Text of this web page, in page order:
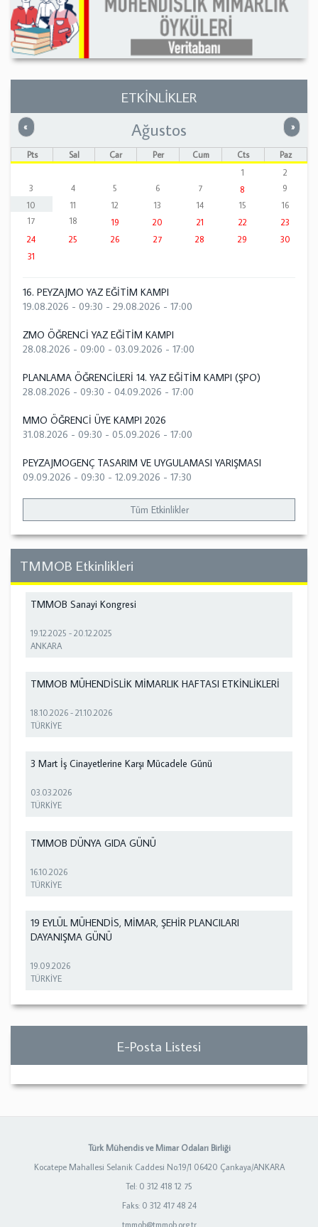
ETKİNLİKLER
« Önceki »
Ağustos
Pts Sal Çar Per Cum Cts
Paz
1
2
3
4 5 6 7 8
9
10
11 12 13 14 15
16
17
18 19 20 21 22
23
24
25 26 27 28 29
30
31
16. PEYZAJMO YAZ EĞİTİM KAMPI
19.08.2026 - 09:30 - 29.08.2026 - 17:00
ZMO ÖĞRENCİ YAZ EĞİTİM KAMPI
28.08.2026 - 09:00 - 03.09.2026 - 17:00
PLANLAMA ÖĞRENCİLERİ 14. YAZ EĞİTİM KAMPI (ŞPO)
28.08.2026 - 09:30 - 04.09.2026 - 17:00
MMO ÖĞRENCİ ÜYE KAMPI 2026
31.08.2026 - 09:30 - 05.09.2026 - 17:00
PEYZAJMOGENÇ TASARIM VE UYGULAMASI YARIŞMASI
09.09.2026 - 09:30 - 12.09.2026 - 17:30
Tüm Etkinlikler
TMMOB Etkinlikleri
TMMOB Sanayi Kongresi
19.12.2025 -20.12.2025
ANKARA
TMMOB MÜHENDİSLİK MİMARLIK HAFTASI ETKİNLİKLERİ
18.10.2026 -21.10.2026
TÜRKİYE
3 Mart İş Cinayetlerine Karşı Mücadele Günü
03.03.2026
TÜRKİYE
TMMOB DÜNYA GIDA GÜNÜ
16.10.2026
TÜRKİYE
19 EYLÜL MÜHENDİS, MİMAR, ŞEHİR PLANCILARI
DAYANIŞMA GÜNÜ
19.09.2026
TÜRKİYE
E-Posta Listesi
Türk Mühendis ve Mimar Odaları Birliği
Kocatepe Mahallesi Selanik Caddesi No:19/1 06420 Çankaya/ANKARA
Tel: 0 312 418 12 75
Faks: 0 312 417 48 24
tmmob@tmmob.org.tr